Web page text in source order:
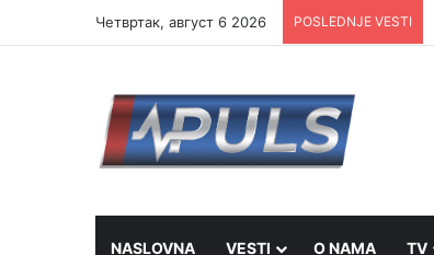
Четвртак, август 6 2026 POSLEDNJE VESTI
NASLOVNA VESTI O NAMA TV